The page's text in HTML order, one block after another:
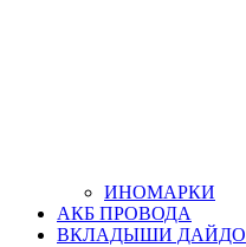
ИНОМАРКИ
АКБ ПРОВОДА
ВКЛАДЫШИ ДАЙДО